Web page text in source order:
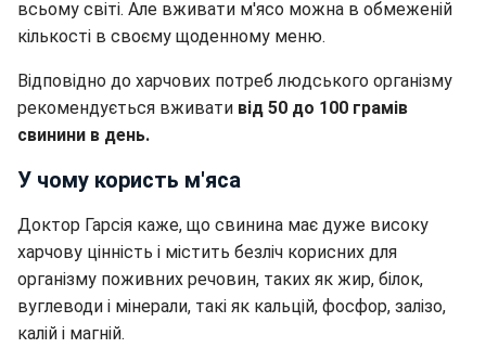
всьому світі. Але вживати м'ясо можна в обмеженій
кількості в своєму щоденному меню.
Відповідно до харчових потреб людського організму
рекомендується вживати від 50 до 100 грамів
свинини в день.
У чому користь м'яса
Доктор Гарсія каже, що свинина має дуже високу
харчову цінність і містить безліч корисних для
організму поживних речовин, таких як жир, білок,
вуглеводи і мінерали, такі як кальцій, фосфор, залізо,
калій і магній.